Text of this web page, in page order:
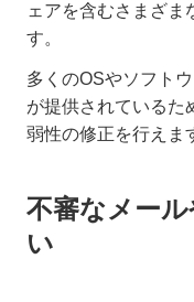
ェアを含むさまざま
す。
多くのOSやソフト
が提供されているた
弱性の修正を行えま
不審なメー
い